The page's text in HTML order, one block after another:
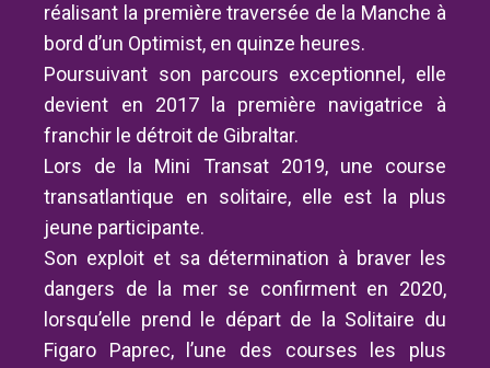
réalisant la première traversée de la Manche à
bord d’un Optimist, en quinze heures.
Poursuivant son parcours exceptionnel, elle
devient en 2017 la première navigatrice à
franchir le détroit de Gibraltar.
Lors de la Mini Transat 2019, une course
transatlantique en solitaire, elle est la plus
jeune participante.
Son exploit et sa détermination à braver les
dangers de la mer se confirment en 2020,
lorsqu’elle prend le départ de la Solitaire du
Figaro Paprec, l’une des courses les plus